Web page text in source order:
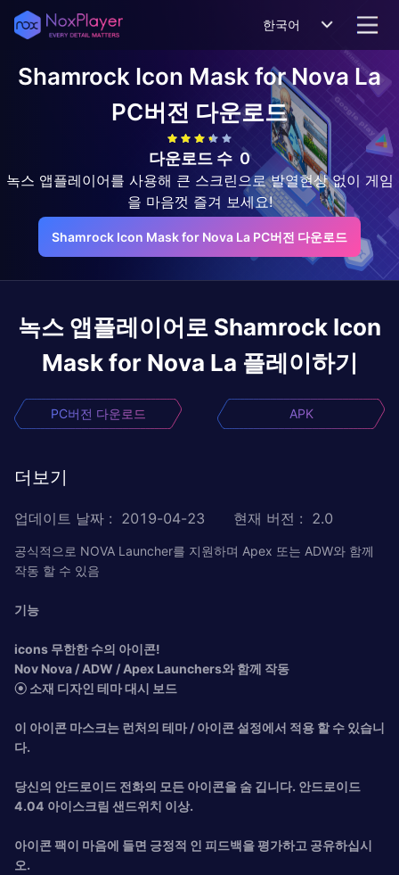
한국어
Shamrock Icon Mask for Nova La
PC버전 다운로드
다운로드 수 0
녹스 앱플레이어를 사용해 큰 스크린으로 발열현상 없이 게임
을 마음껏 즐겨 보세요!
Shamrock Icon Mask for Nova La PC버전 다운로드
녹스 앱플레이어로 Shamrock Icon
Mask for Nova La 플레이하기
PC버전 다운로드 APK
더보기
업데이트 날짜 : 2019-04-23 현재 버전 : 2.0
공식적으로 NOVA Launcher를 지원하며 Apex 또는 ADW와 함께
작동 할 수 있음
기능
icons 무한한 수의 아이콘!
Nov Nova / ADW / Apex Launchers와 함께 작동
⦿ 소재 디자인 테마 대시 보드
이 아이콘 마스크는 런처의 테마 / 아이콘 설정에서 적용 할 수 있습니
다.
당신의 안드로이드 전화의 모든 아이콘을 숨 깁니다. 안드로이드
4.04 아이스크림 샌드위치 이상.
아이콘 팩이 마음에 들면 긍정적 인 피드백을 평가하고 공유하십시
오.